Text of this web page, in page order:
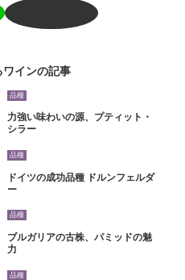
ワインの記事
品種
力強い味わいの源、プティット・
シラー
品種
ドイツの成功品種 ドルンフェルダ
ー
品種
ブルガリアの古株、パミッドの魅
力
品種